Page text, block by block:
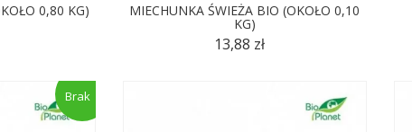
0,80 KG) MIECHUNKA ŚWIEŻA BIO (OKOŁO 0,10
KG)
13,88 zł
Brak